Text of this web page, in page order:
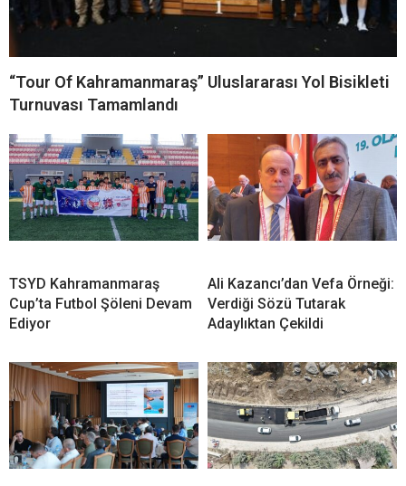
“Tour Of Kahramanmaraş” Uluslararası Yol Bisikleti
Turnuvası Tamamlandı
TSYD Kahramanmaraş
Cup’ta Futbol Şöleni Devam
Ediyor
Ali Kazancı’dan Vefa Örneği:
Verdiği Sözü Tutarak
Adaylıktan Çekildi